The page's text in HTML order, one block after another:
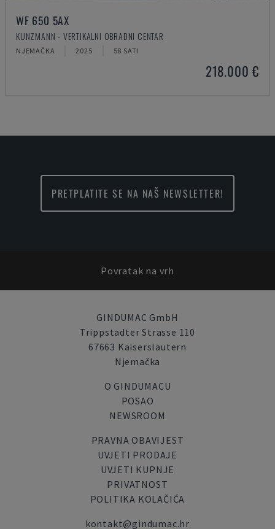
WF 650 5AX
KUNZMANN - VERTIKALNI OBRADNI CENTAR
NJEMAČKA 2025 58 SATI
218.000 €
PRETPLATITE SE NA NAŠ NEWSLETTER!
Povratak na vrh
GINDUMAC GmbH
Trippstadter Strasse 110
67663 Kaiserslautern
Njemačka
O GINDUMACU
POSAO
NEWSROOM
PRAVNA OBAVIJEST
UVJETI PRODAJE
UVJETI KUPNJE
PRIVATNOST
POLITIKA KOLAČIĆA
kontakt@gindumac.hr